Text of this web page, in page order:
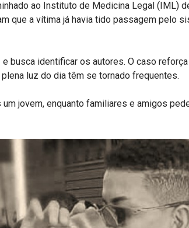
ao Instituto de Medicina Legal (IML)
que a vítima já havia tido passagem pelo
busca identificar os autores. O caso
luz do dia têm se tornado frequentes.
jovem, enquanto familiares e amigos